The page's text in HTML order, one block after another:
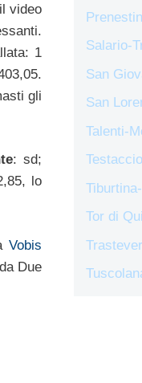
video
1
gli
: sd;
lo
Vobis
Due
Salario-
San
San
Talenti-
Tor di